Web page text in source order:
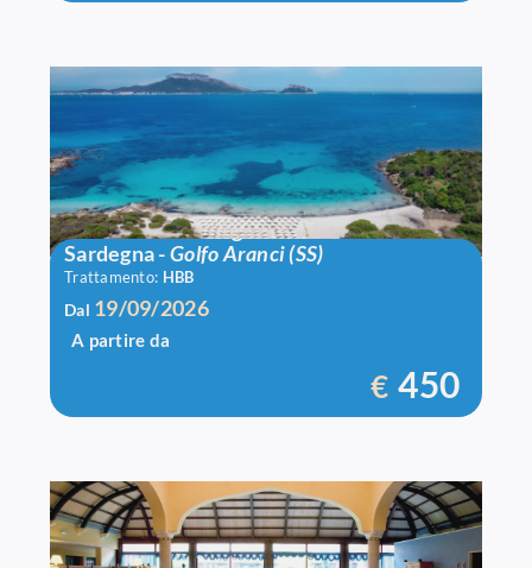
Voi Colonna Village
Sardegna-Golfo Aranci (SS)
Trattamento: HBB
Dal 19/09/2026
A partire da
€ 450